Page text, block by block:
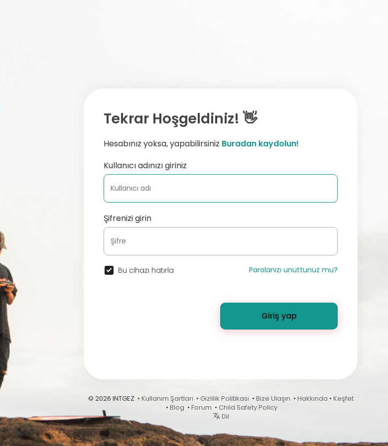
Tekrar Hoşgeldiniz! 👋
Hesabınız yoksa, yapabilirsiniz Buradan kaydolun!
Kullanıcı adınızı giriniz
Şifrenizi girin
Bu cihazı hatırla Parolanızı unuttunuz mu?
Giriş yap
© 2026 INTGEZ • Kullanım Şartları • Gizlilik Politikası • Bize Ulaşın • Hakkında • Keşfet
• Blog • Forum • Child Safety Policy
Dil